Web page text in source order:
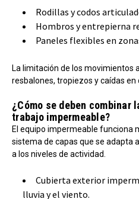
Rodillas y codos
Hombros y entrepierna
Paneles flexibles en
La limitación de los movimientos
resbalones, tropiezos y caídas en
¿Cómo se deben combinar
trabajo impermeable?
El equipo impermeable funciona
sistema de capas que se adapta
a los niveles de actividad.
Cubierta exterior
lluvia y el viento.